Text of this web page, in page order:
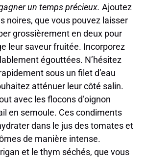
un temps précieux. Ajoutez
noires, que vous pouvez laisser
grossièrement en deux pour
leur saveur fruitée. Incorporez
égouttées. N’hésitez
sous un filet d’eau
atténuer leur côté salin.
avec les flocons d’oignon
en semoule. Ces condiments
dans le jus des tomates et
de manière intense.
et le thym séchés, que vous